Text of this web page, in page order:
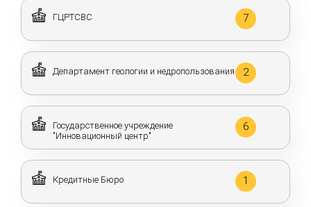
ГЦРТСВС 7
Департамент геологии и недропользования 2
Государственное учреждение
"Инновационный центр"
6
Кредитные Бюро 1